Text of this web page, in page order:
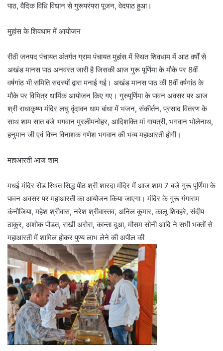
पाठ, वैदिक विधि विधान से गुरूपरंपरा पूजन, वेदपाठ हुआ।
मुहांस के शिवधाम में आयोजन
रीठी जनपद पंचायत अंतर्गत ग्राम पंचायत मुहांस में स्थित शिवधाम में आठ वर्षों से
अखंड मानस पाठ अनवरत जारी है जिसकी आज गुरू पूर्णिमा के मौके पर 8वीं
वर्षगांठ भी समिति सदस्यों द्वारा मनाई गई। अखंड मानस पाठ की 8वीं वर्षगांठ के
मौके पर विभित्र धार्मिक आयोजन किए गए। गुरुपूर्णिमा के पावन अवसर पर आज
श्री राधाकृष्ण मंदिर लघु वृंदावन धाम बांधा में भजन, संकीर्तन, प्रसाद वितरण के
साथ शाम सात बजे भगवान मुरलीमनोहर, आदिशक्ति मां गायत्री, भगवान भोलेनाथ,
हनुमान जी एवं विघ्न विनाशक गणेश भगवान की भव्य महाआरती होगी।
महाआरती आज शाम
मधई मंदिर रोड स्थित सिद्ध पीठ श्री शारदा मंदिर में आज शाम 7 बजे गुरू पूर्णिमा के
पावन अवसर पर महाआरती का आयोजन किया जाएगा। मंदिर के गुरू गंगाराम
कंनौजिया, महेश श्रीवास, नरेश श्रीवास्तव, अनिल कुमार, कालू शिवहरे, संदीप
ठाकुर, अशोक पौडत, राखी अरोरा, कान्ता दुआ, मौसम सोनी आदि ने सभी भक्तों से
महाआरती में शामिल होकर पुण्य लाभ लेने की अपील की